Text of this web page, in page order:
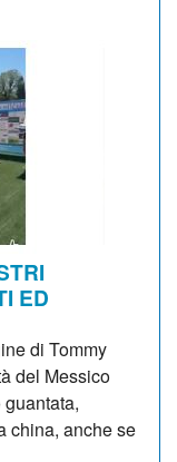
ED
di Tommy
del Messico
china, anche se